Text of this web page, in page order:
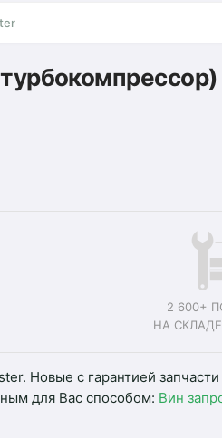
2 600+
НА
Новые с гарантией
для Вас способом: Вин